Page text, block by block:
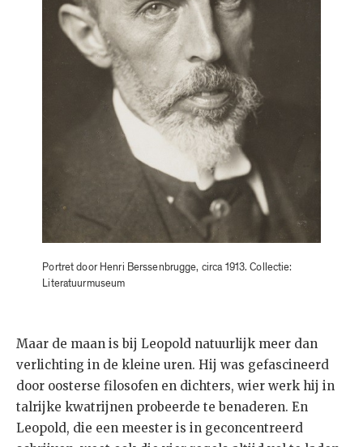
Portret door Henri Berssenbrugge, circa 1913. Collectie:
Literatuurmuseum
Maar de maan is bij Leopold natuurlijk meer dan
verlichting in de kleine uren. Hij was gefascineerd
door oosterse filosofen en dichters, wier werk hij in
talrijke kwatrijnen probeerde te benaderen. En
Leopold, die een meester is in geconcentreerd